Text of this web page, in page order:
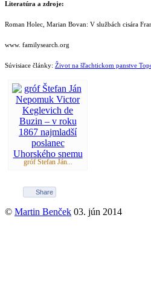
Literatúra a zdroje:
Roman Holec, Marian Bovan: V službách cisára
www. familysearch.org
Súvisiace články: Život na šľachtickom panstve
gróf Štefan Ján...
Share
© Martin Benček 03. jún 2014